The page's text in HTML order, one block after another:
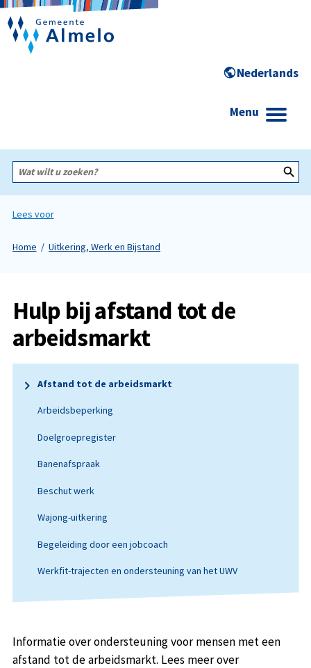
Menu
Wat
wilt
zoeken?
Lees voor
Home Uitkering, Werk en Bijstand
Hulp bij afstand tot de
arbeidsmarkt
Afstand tot de arbeidsmarkt
Arbeidsbeperking
Doelgroepregister
Banenafspraak
Beschut werk
Wajong-uitkering
Begeleiding door een jobcoach
Werkfit-trajecten en ondersteuning van het UWV
Informatie over ondersteuning voor mensen met een
afstand tot de arbeidsmarkt. Lees meer over